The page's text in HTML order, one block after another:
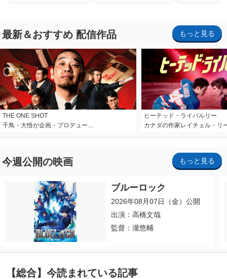
最新＆おすすめ 配信作品 もっと見る
THE ONE SHOT
千鳥・大悟が企画・プロデュー…
ヒーテッド・ライバルリー
カナダの作家レイチェル・リ
今週公開の映画 もっと見る
ブルーロック
2026年08月07日（金）公開
出演：高橋文哉
監督：瀧悠輔
【総合】今読まれている記事